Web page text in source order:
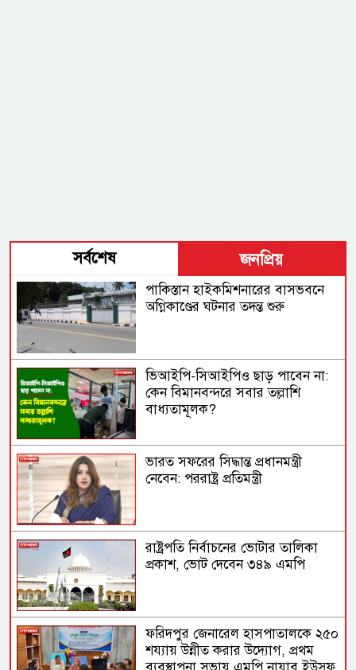
সর্বশেষ জনপ্রিয়
পাকিস্তান হাইকমিশনারের বাসভবনে
অগ্নিকাণ্ডের ঘটনার তদন্ত শুরু
ভিআইপি-সিআইপিও ছাড় পাবেন না:
কেন বিমানবন্দরে সবার তল্লাশি
বাধ্যতামূলক?
ভারত সফরের সিদ্ধান্ত প্রধানমন্ত্রী
নেবেন: পররাষ্ট্র প্রতিমন্ত্রী
রাষ্ট্রপতি নির্বাচনের ভোটার তালিকা
প্রকাশ, ভোট দেবেন ৩৪৯ এমপি
ফরিদপুর জেনারেল হাসপাতালকে ২৫০
শয্যায় উন্নীত করার উদ্যোগ, প্রথম